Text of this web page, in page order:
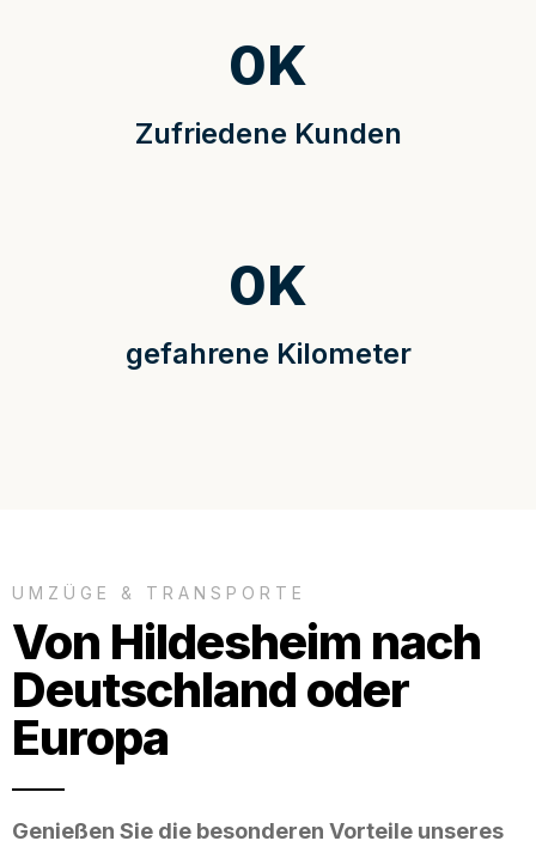
Zufriedene Kunden
0K
gefahrene Kilometer
0K
UMZÜGE & TRANSPORTE
Von Hildesheim nach
Deutschland oder
Europa
Genießen Sie die besonderen Vorteile unseres